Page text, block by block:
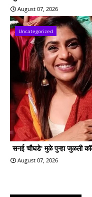
August 07, 2026
Uncategorized
सनई चौघडे' मुळे पुन्हा जुळली
August 07, 2026